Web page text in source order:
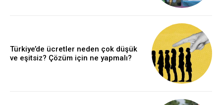
Türkiye’de ücretler neden çok düşük
ve eşitsiz? Çözüm için ne yapmalı?